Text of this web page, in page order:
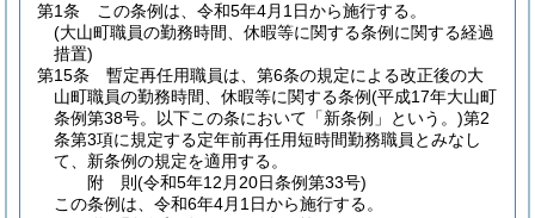
第1条
この条例は、令和5年4月1日から施行する。
(大山町職員の勤務時間、休暇等に関する条例に関する経過
措置)
第15条
暫定再任用職員は、第6条の規定による改正後の大
山町職員の勤務時間、休暇等に関する条例(平成17年大山町
条例第38号。以下この条において「新条例」という。)第2
条第3項に規定する定年前再任用短時間勤務職員とみなし
て、新条例の規定を適用する。
附 則(令和5年12月20日条例第33号)
この条例は、令和6年4月1日から施行する。